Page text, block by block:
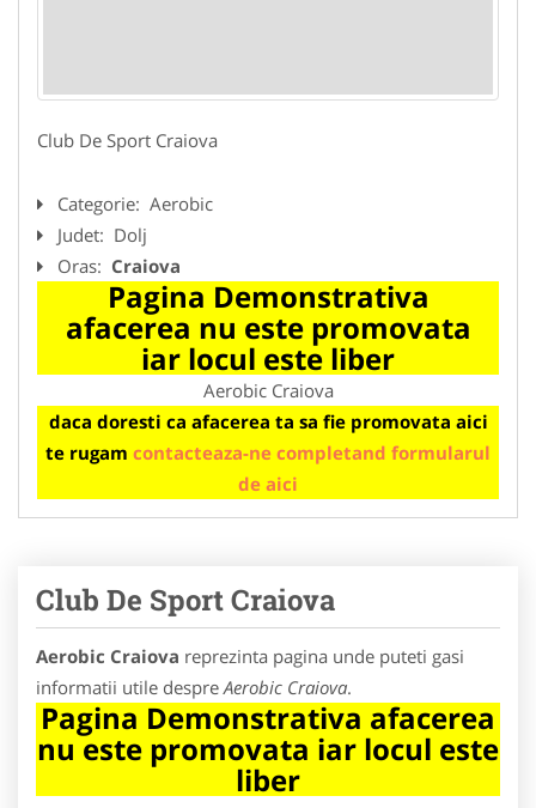
Club De Sport Craiova
Categorie: Aerobic
Judet: Dolj
Oras: Craiova
Pagina Demonstrativa
afacerea nu este promovata
iar locul este liber
Aerobic Craiova
daca doresti ca afacerea ta sa fie promovata aici
te rugam contacteaza-ne completand formularul
de aici
Club De Sport Craiova
Aerobic Craiova reprezinta pagina unde puteti gasi
informatii utile despre Aerobic Craiova.
Pagina Demonstrativa afacerea
nu este promovata iar locul este
liber